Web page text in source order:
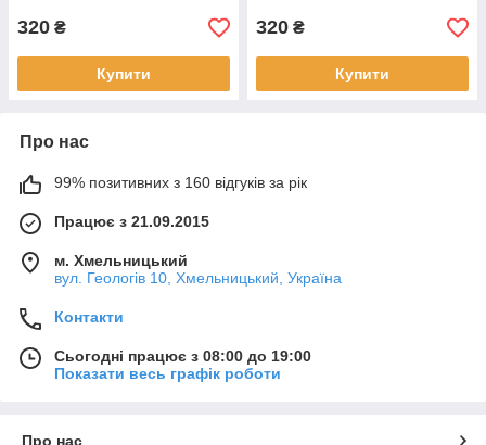
320 ₴
Купити
320 ₴
Купити
Про нас
99% позитивних з 160 відгуків за рік
Працює з 21.09.2015
м. Хмельницький
вул. Геологів 10, Хмельницький, Україна
Контакти
Сьогодні працює з 08:00 до 19:00
Показати весь графік роботи
Про нас